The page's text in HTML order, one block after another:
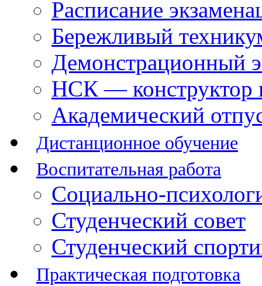
Расписание
Бережливый
Демонстрационный
НСК — конструктор
Академический
Дистанционное обучение
Воспитательная работа
Социально-
Студенческий совет
Студенческий
Практическая подготовка